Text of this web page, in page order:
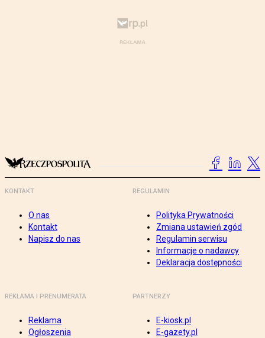
KONTAKT
O nas
Kontakt
Napisz do nas
REGULAMIN
Polityka Prywatności
Zmiana ustawień zgód
Regulamin serwisu
Informacje o nadawcy
Deklaracja dostępności
REKLAMA I PRENUMERATA
Reklama
Ogłoszenia
PARTNERZY
E-kiosk.pl
E-gazety.pl